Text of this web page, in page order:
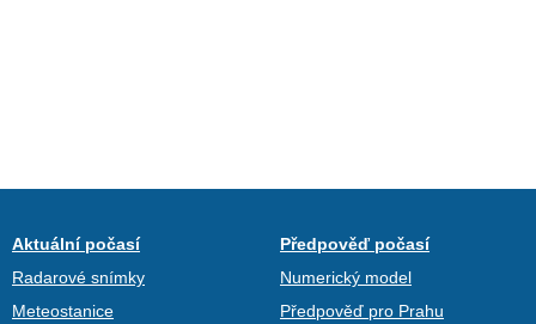
Aktuální počasí
Radarové snímky
Meteostanice
Předpověď počasí
Numerický model
Předpověď pro Prahu